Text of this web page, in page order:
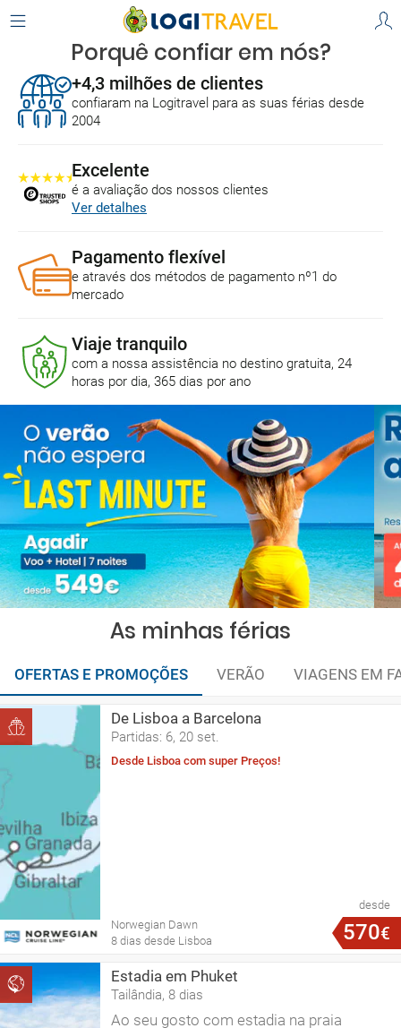
Porquê confiar em nós?
+4,3 milhões de clientes
confiaram na Logitravel para as suas férias desde
2004
Excelente
é a avaliação dos nossos clientes
Ver detalhes
Pagamento flexível
e através dos métodos de pagamento nº1 do
mercado
Viaje tranquilo
com a nossa assistência no destino gratuita, 24
horas por dia, 365 dias por ano
As minhas férias
OFERTAS E PROMOÇÕES VERÃO VIAGENS EM
De Lisboa a Barcelona
Partidas: 6, 20 set.
Desde Lisboa com super Preços!
Norwegian Dawn
8 dias desde Lisboa
desde
570€
Estadia em Phuket
Tailândia, 8 dias
Ao seu gosto com estadia na praia